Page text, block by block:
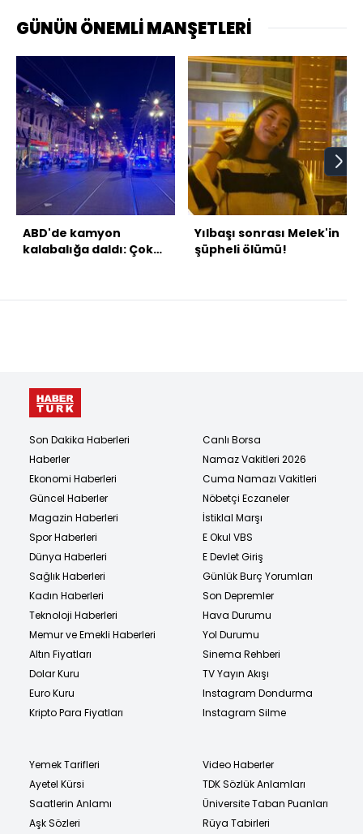
GÜNÜN ÖNEMLİ MANŞETLERİ
ABD'de kamyon
kalabalığa daldı: Çok
Yılbaşı sonrası Melek'in
şüpheli ölümü!
Son Dakika Haberleri
Haberler
Ekonomi Haberleri
Güncel Haberler
Magazin Haberleri
Spor Haberleri
Dünya Haberleri
Sağlık Haberleri
Kadın Haberleri
Teknoloji Haberleri
Memur ve Emekli Haberleri
Altın Fiyatları
Dolar Kuru
Euro Kuru
Kripto Para Fiyatları
Canlı Borsa
Namaz Vakitleri 2026
Cuma Namazı Vakitleri
Nöbetçi Eczaneler
İstiklal Marşı
E Okul VBS
E Devlet Giriş
Günlük Burç Yorumları
Son Depremler
Hava Durumu
Yol Durumu
Sinema Rehberi
TV Yayın Akışı
Instagram Dondurma
Instagram Silme
Yemek Tarifleri
Ayetel Kürsi
Saatlerin Anlamı
Aşk Sözleri
Video Haberler
TDK Sözlük Anlamları
Üniversite Taban Puanları
Rüya Tabirleri